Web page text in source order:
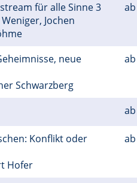
für alle Sinne 3
Jochen
ab
neue
Schwarzberg
ab
ab
Konflikt oder
Hofer
ab